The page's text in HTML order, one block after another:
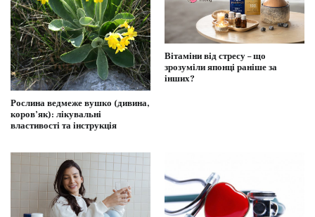
Рослина ведмеже вушко (дивина,
коров’як): лікувальні
властивості та інструкція
Вітаміни від стресу – що
зрозуміли японці раніше за
інших?